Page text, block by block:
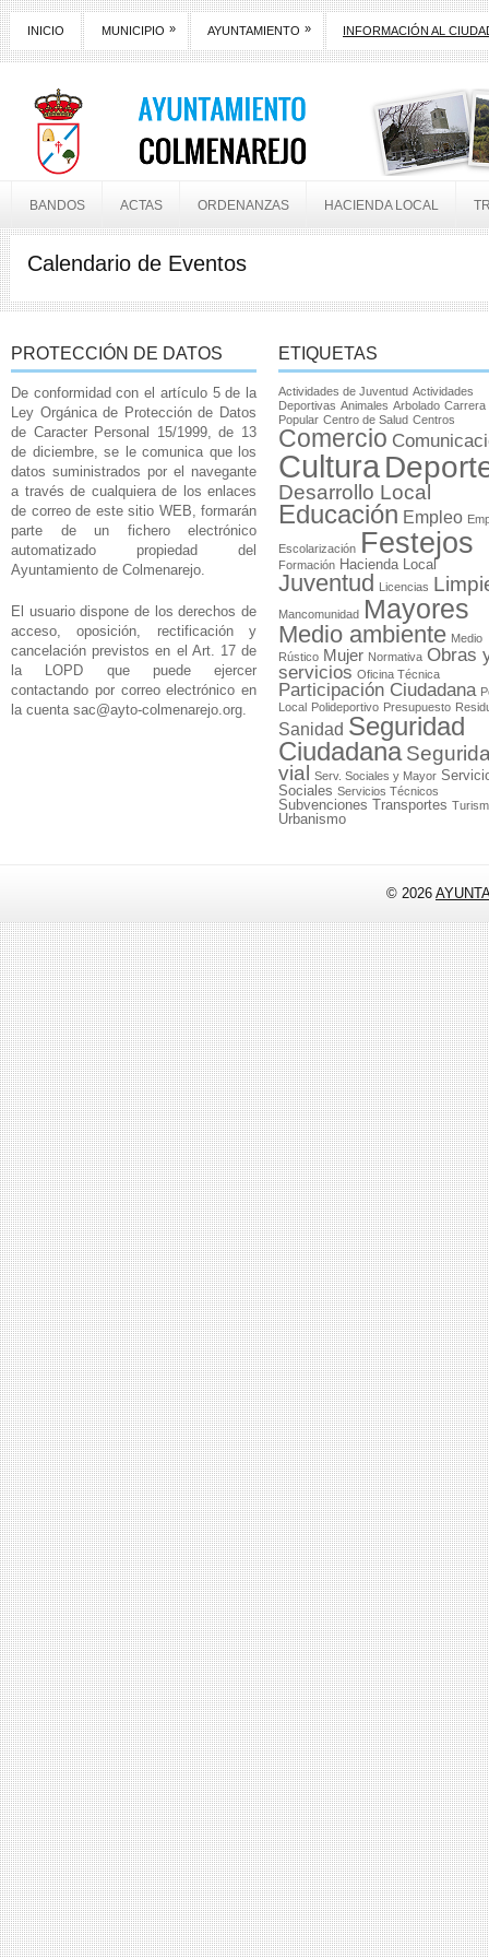
INICIO MUNICIPIO » AYUNTAMIENTO » INFORMACIÓN AL
BANDOS ACTAS ORDENANZAS HACIENDA LOCAL
Calendario de Eventos
PROTECCIÓN DE DATOS
De conformidad con el artículo 5 de la
Ley Orgánica de Protección de Datos
de Caracter Personal 15/1999, de 13
de diciembre, se le comunica que los
datos suministrados por el navegante
a través de cualquiera de los enlaces
de correo de este sitio WEB, formarán
parte de un fichero electrónico
automatizado propiedad del
Ayuntamiento de Colmenarejo.
El usuario dispone de los derechos de
acceso, oposición, rectificación y
cancelación previstos en el Art. 17 de
la LOPD que puede ejercer
contactando por correo electrónico en
la cuenta sac@ayto-colmenarejo.org.
ETIQUETAS
Actividades de Juventud Actividades
Deportivas Animales Arbolado Carrera
Popular Centro de Salud Centros
Comercio
Cultura
Desarrollo Local
Educación Empleo
Escolarización Festejos
Formación Hacienda Local
Juventud Licencias
Mancomunidad Mayores
Medio ambiente Medio
Rústico Mujer Normativa Obras
servicios Oficina Técnica
Participación Ciudadana
Local Polideportivo Presupuesto
Sanidad Seguridad
Ciudadana
vial
Serv. Sociales y Mayor
Sociales Servicios Técnicos
Subvenciones Transportes
Urbanismo
© 2026